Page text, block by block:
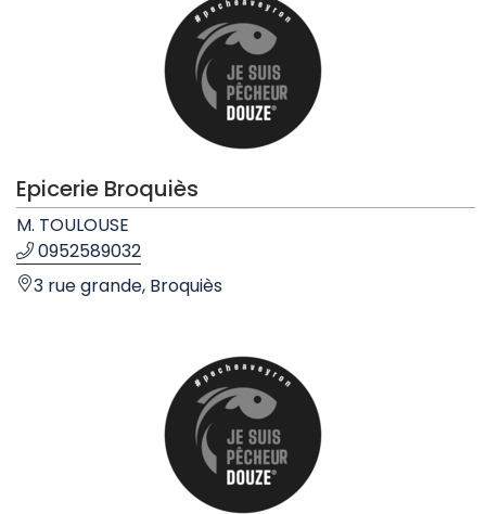
Epicerie Broquiès
M. TOULOUSE
0952589032
3 rue grande, Broquiès